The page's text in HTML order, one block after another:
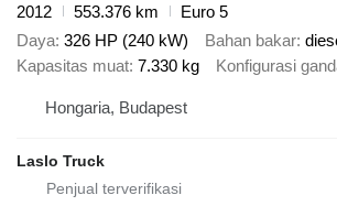
2012
553.376 km
Euro 5
Daya 326 HP (240 kW) Bahan bakar
Kapasitas muat 7.330 kg Konfigurasi
Hongaria, Budapest
Laslo Truck